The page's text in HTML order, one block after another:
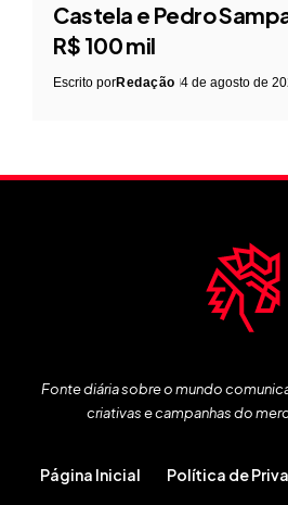
Castela e Pedro
R$ 100 mil
Escrito porRedação 4 de agosto de
Fonte diária sobre o mundo
criativas e campanhas do
Página Inicial Política de